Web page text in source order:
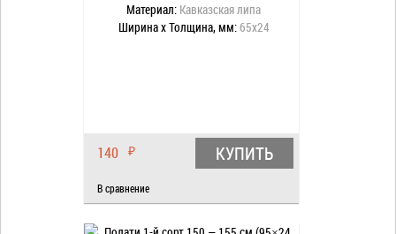
Материал: Кавказская липа
Ширина x Толщина, мм:65x24
140 ₽ КУПИТЬ
В сравнение